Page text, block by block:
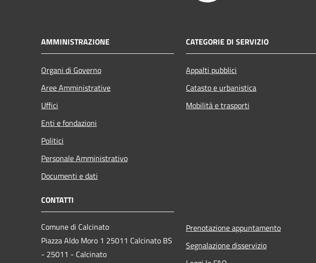
AMMINISTRAZIONE
Organi di Governo
Aree Amministrative
Uffici
Enti e fondazioni
Politici
Personale Amministrativo
Documenti e dati
CATEGORIE DI SERVIZIO
Appalti pubblici
Catasto e urbanistica
Mobilità e trasporti
CONTATTI
Comune di Calcinato
Piazza Aldo Moro 1 25011 Calcinato BS
- 25011 - Calcinato
Prenotazione appuntamento
Segnalazione disservizio